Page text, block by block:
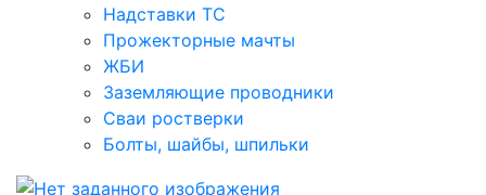
Надставки ТС
Прожекторные мачты
ЖБИ
Заземляющие проводники
Сваи ростверки
Болты, шайбы, шпильки